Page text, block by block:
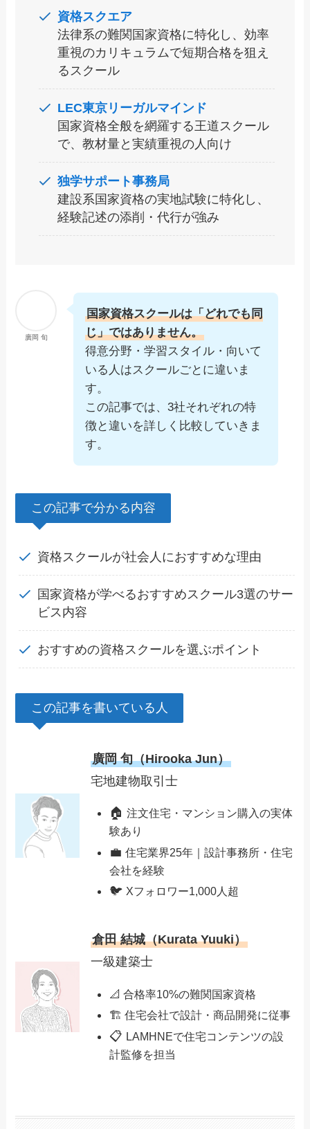
資格スクエア
法律系の難関国家資格に特化し、効率
重視のカリキュラムで短期合格を狙え
るスクール
LEC東京リーガルマインド
国家資格全般を網羅する王道スクール
で、教材量と実績重視の人向け
独学サポート事務局
建設系国家資格の実地試験に特化し、
経験記述の添削・代行が強み
廣岡 旬
国家資格スクールは「どれでも同
じ」ではありません。
得意分野・学習スタイル・向いて
いる人はスクールごとに違いま
す。
この記事では、3社それぞれの特
徴と違いを詳しく比較していきま
す。
この記事で分かる内容
資格スクールが社会人におすすめな理由
国家資格が学べるおすすめスクール3選のサー
ビス内容
おすすめの資格スクールを選ぶポイント
この記事を書いている人
廣岡 旬（Hirooka Jun）
宅地建物取引士
🏠注文住宅・マンション購入の実体
験あり
💼住宅業界25年｜設計事務所・住宅
会社を経験
🐦Xフォロワー1,000人超
倉田 結城（Kurata Yuuki）
一級建築士
📐 合格率10%の難関国家資格
🏗️ 住宅会社で設計・商品開発に従事
📋 LAMHNEで住宅コンテンツの設
計監修を担当